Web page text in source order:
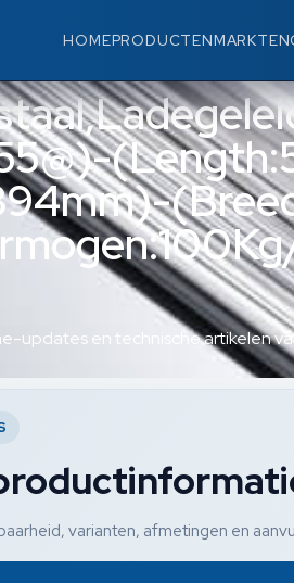
HOMEPRODUCTENMARKTEN
55@)-
updates en technische artikelen
varianten, afmetingen en